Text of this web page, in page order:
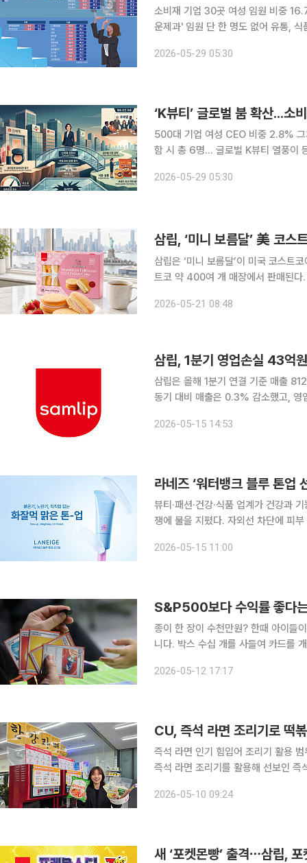
소비재 기업 30곳 여성 임원 비중
운제과' 임원 단 한 명도 없어 유통, 식품, 뷰티, 패션 등 주요 소비재 기업에서 여성 직원이 전체의
2026-05-29 05:30
500대 기업 여성 CEO 비중 2.8% 그
함 시 총 6명… 글로벌 K뷰티 열풍이
(CEO) 등용이 차츰 늘어나고 있다.
2026-05-29 05:30
삼립, ‘미니 보름달’ 美 코
삼립은 ‘미니 보름달’이 미국 코스트
트코 약 400여 개 매장에서 판매된다. ‘보름달’은 케이크 사이에 크림을 채운 베이커리 제품으
소비자 이해를 위해 ‘Strawberry
2026-05-21 08:48
삼립, 1분기 영업손실 43억
삼립은 올해 1분기 연결 기준 매출
동기 대비 매출은 0.3% 감소했고, 영업손익은 적자전환했
현장 교대제 개편 등 구조 개선 비용
2026-05-15 14:53
뷰티·패션·건강·식품 업계가 건강과
쟁에 불을 지폈다. 자외선 차단에 피
2026-05-15 11:00
S&P500보다 수익률 좋다
종이 한 장이 수천만원? 한때 아이들이 용돈으로 사 모으던 포켓몬 카드(TCG), 이젠 '어른'들 몫입
니다. 박스 수십 개를 사들여 카드를
2026-05-12 17:17
CU, 즉석 라면 조리기로 떡
즉석 라면 인기 힘입어 조리기 활용 범
즉석 라면 조리기를 활용해 선보인
습이다. 10일 BGF리테일에 따르
2026-05-10 09:24
새 ‘포켓몬빵’ 출격⋯삼립,